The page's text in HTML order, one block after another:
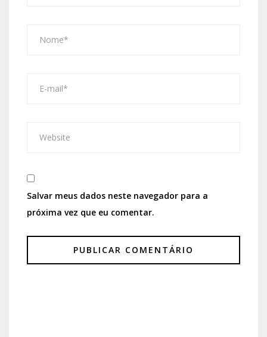
Salvar meus dados neste navegador para a
próxima vez que eu comentar.